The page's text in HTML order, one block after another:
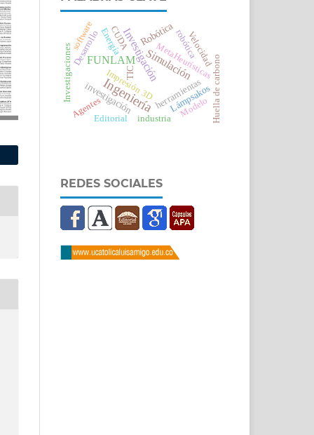
Ingeniería
InvestigaciónSimulación
FUNLAM
Robótica
investigación herramientas
Lámpsakos
Impresión 3D
MetaHeurísticasHuella de carbono
Agentes
Desarrollo robóticaVelocidad
CUDA
industria
Investigaciones
Editorial
TIC
Energía
Modelo
software
REDES SOCIALES